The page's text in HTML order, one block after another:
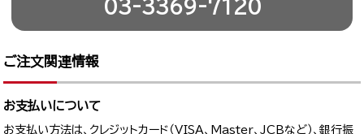
03-3369-7120
ご注文関連情報
お支払いについて
お支払い方法は、クレジットカード（VISA、Master、JCBなど）、銀行振